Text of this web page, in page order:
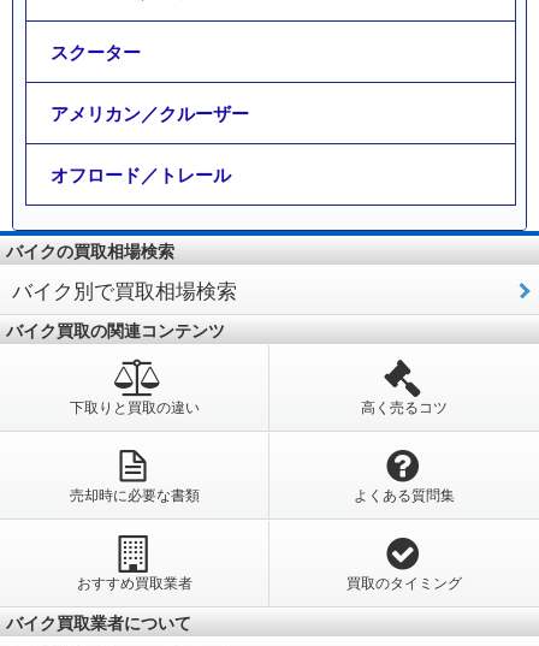
スクーター
アメリカン／クルーザー
オフロード／トレール
バイクの買取相場検索
バイク別で買取相場検索
バイク買取の関連コンテンツ
下取りと買取の違い 高く売るコツ
売却時に必要な書類 よくある質問集
おすすめ買取業者 買取のタイミング
バイク買取業者について